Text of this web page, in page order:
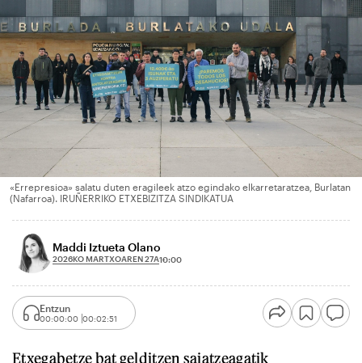
«Errepresioa» salatu duten eragileek atzo egindako elkarretaratzea, Burlatan
(Nafarroa). IRUÑERRIKO ETXEBIZITZA SINDIKATUA
Maddi Iztueta Olano
2026KO MARTXOAREN 27A10:00
Entzun
00:00:00 00:02:51
Etxegabetze bat gelditzen saiatzeagatik